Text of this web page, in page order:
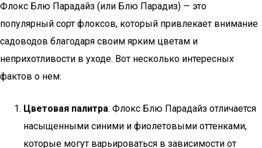
Флокс Блю Парадайз (или Блю Парадиз) — это
популярный сорт флоксов, который привлекает внимание
садоводов благодаря своим ярким цветам и
неприхотливости в уходе. Вот несколько интересных
фактов о нем:
Цветовая палитра: Флокс Блю Парадайз отличается
насыщенными синими и фиолетовыми оттенками,
которые могут варьироваться в зависимости от